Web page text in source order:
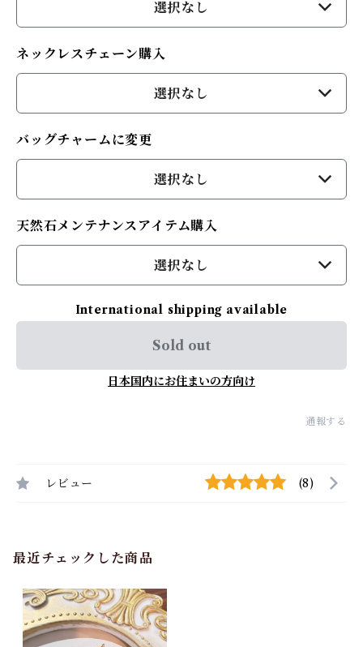
選択なし
ネックレスチェーン購入
選択なし
バッグチャームに変更
選択なし
天然石メンテナンスアイテム購入
選択なし
International shipping available
Sold out
日本国内にお住まいの方向け
通報する
レビュー (8)
最近チェックした商品